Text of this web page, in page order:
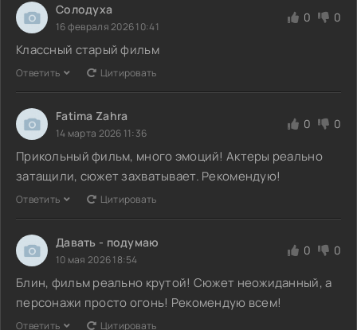
Солодуха
16 февраля 2026 10:41
0 0
Классный старый фильм
Ответить Цитировать
Fatima Zahra
14 марта 2026 11:36
0 0
Прикольный фильм, много эмоций! Актеры реально
затащили, сюжет захватывает. Рекомендую!
Ответить Цитировать
Давать - подумаю
10 мая 2026 18:54
0 0
Блин, фильм реально крутой! Сюжет неожиданный, а
персонажи просто огонь! Рекомендую всем!
Ответить Цитировать